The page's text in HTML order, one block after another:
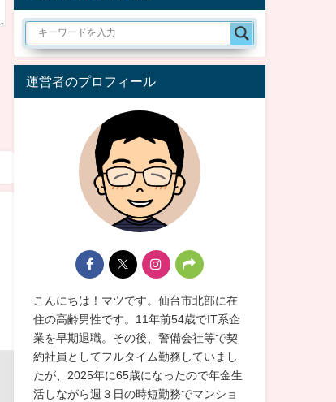
運営者のプロフィール
こんにちは！マツです。仙台市北部に在
住の高齢男性です。11年前54歳でIT系企
業を早期退職。その後、警備会社等で契
約社員としてフルタイム勤務していまし
たが、2025年に65歳になったので年金生
活しながら週３日の時短勤務でマンショ